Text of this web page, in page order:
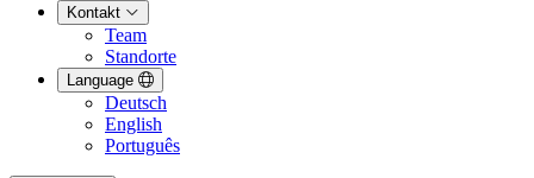
Kontakt
Team
Standorte
Language
Deutsch
English
Português